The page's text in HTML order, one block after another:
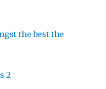
the best the
2